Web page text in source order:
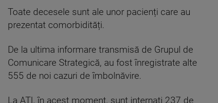
Toate decesele sunt ale unor pacienți care au
prezentat comorbidități.
De la ultima informare transmisă de Grupul de
Comunicare Strategică, au fost înregistrate alte
555 de noi cazuri de îmbolnăvire.
La ATI, în acest moment, sunt internați 237 de